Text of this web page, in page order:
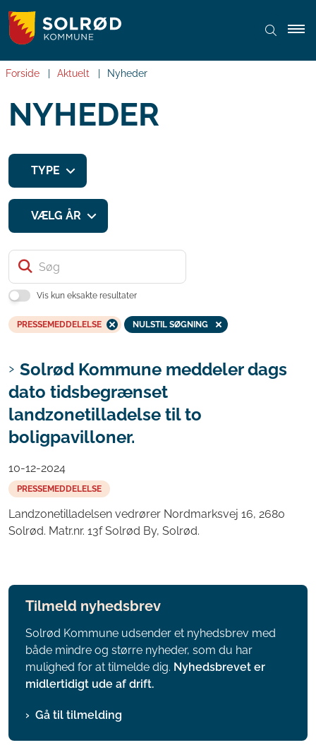
Forside Aktuelt Nyheder
NYHEDER
Søg
Vis kun eksakte resultater
PRESSEMEDDELELSE NULSTIL SØGNING
TYPE
VÆLG ÅR
Solrød Kommune meddeler dags
dato tidsbegrænset
landzonetilladelse til to
boligpavilloner.
10-12-2024
PRESSEMEDDELELSE
Landzonetilladelsen vedrører Nordmarksvej 16, 2680
Solrød. Matr.nr. 13f Solrød By, Solrød.
Tilmeld nyhedsbrev
Solrød Kommune udsender et nyhedsbrev med
både mindre og større nyheder, som du har
mulighed for at tilmelde dig. Nyhedsbrevet er
midlertidigt ude af drift.
Gå til tilmelding